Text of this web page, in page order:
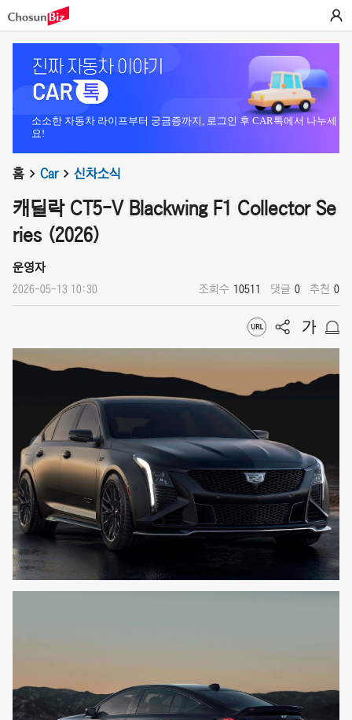
소소한 자동차 라이프부터 궁금증까지, 로그인 후 CAR톡에서 나누세
요!
홈 Car 신차소식
캐딜락 CT5-V Blackwing F1 Collector Se
ries (2026)
운영자
2026-05-13 10:30 조회수 10511 댓글 0 추천 0